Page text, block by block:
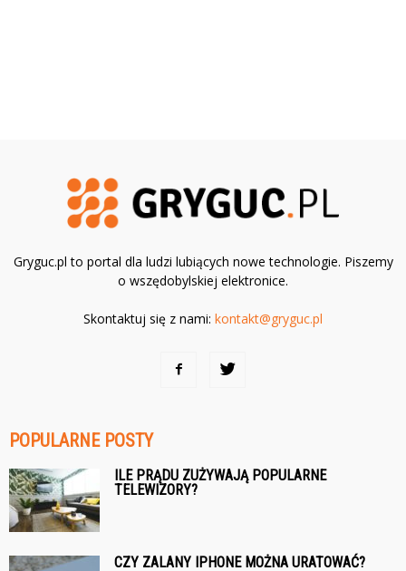
Gryguc.pl to portal dla ludzi lubiących nowe technologie. Piszemy
o wszędobylskiej elektronice.
Skontaktuj się z nami: kontakt@gryguc.pl
POPULARNE POSTY
ILE PRĄDU ZUŻYWAJĄ POPULARNE
TELEWIZORY?
CZY ZALANY IPHONE MOŻNA URATOWAĆ?